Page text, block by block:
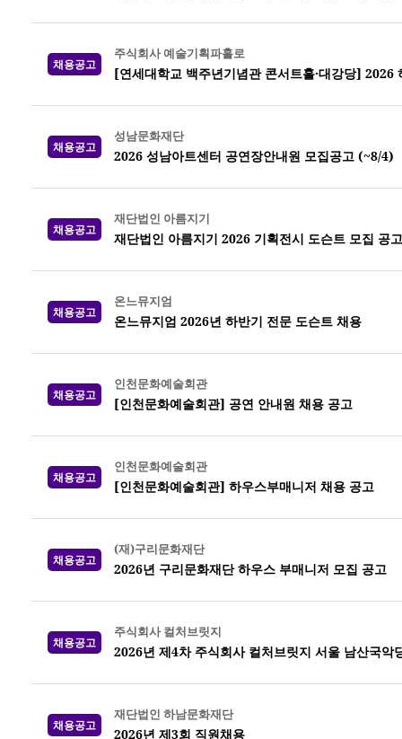
채용공고
주식회사 예술기획파홀로
[연세대학교 백주년기념관 콘서트홀·대강당] 2026
채용공고
성남문화재단
2026 성남아트센터 공연장안내원 모집공고 (~8/4)
채용공고
재단법인 아름지기
재단법인 아름지기 2026 기획전시 도슨트 모집 공고
채용공고
온느뮤지엄
온느뮤지엄 2026년 하반기 전문 도슨트 채용
채용공고
인천문화예술회관
[인천문화예술회관] 공연 안내원 채용 공고
채용공고
인천문화예술회관
[인천문화예술회관] 하우스부매니저 채용 공고
채용공고
(재)구리문화재단
2026년 구리문화재단 하우스 부매니저 모집 공고
채용공고
주식회사 컬처브릿지
2026년 제4차 주식회사 컬처브릿지 서울 남산국악
채용공고
재단법인 하남문화재단
2026년 제3회 직원채용